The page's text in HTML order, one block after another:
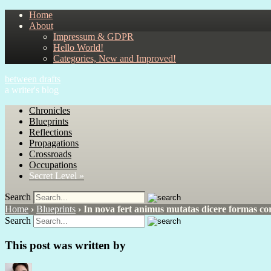
Home
About
Impressum & GDPR
Hello World!
Categories, New and Improved!
between drafts
a writer's blog
Chronicles
Blueprints
Reflections
Propagations
Crossroads
Occupations
Secret Level »
Search
Home › Blueprints › In nova fert animus mutatas dicere formas
Search
This post was written by